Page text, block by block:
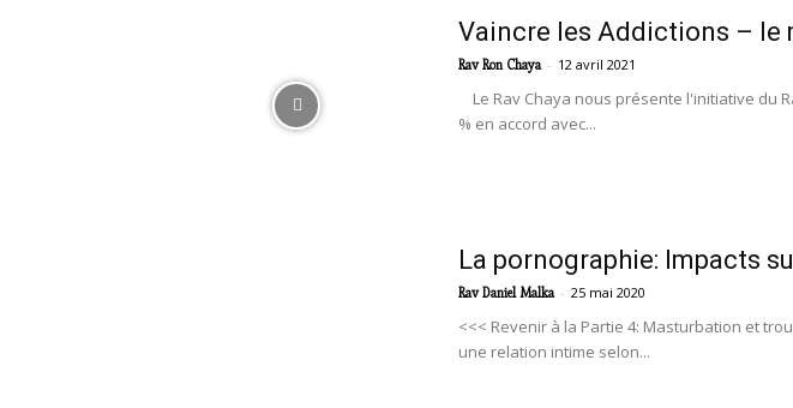
Vaincre les Addictions – le
Rav Ron Chaya - 12 avril 2021
Le Rav Chaya nous présente l'initiative du
% en accord avec...
La pornographie: Impacts
Rav Daniel Malka - 25 mai 2020
<<< Revenir à la Partie 4: Masturbation et
une relation intime selon...